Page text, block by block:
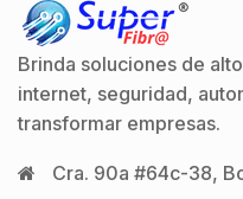
Brinda soluciones de
internet, seguridad,
transformar empresas.
Cra. 90a #64c-38,